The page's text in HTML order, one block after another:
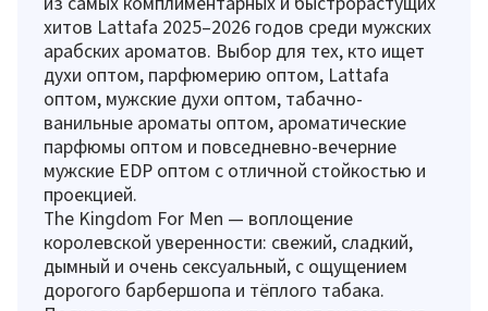
хитов Lattafa 2025–2026 годов среди мужских
арабских ароматов. Выбор для тех, кто ищет
духи оптом, парфюмерию оптом, Lattafa
оптом, мужские духи оптом, табачно-
ванильные ароматы оптом, ароматические
парфюмы оптом и повседневно-вечерние
мужские EDP оптом с отличной стойкостью и
проекцией.
The Kingdom For Men — воплощение
королевской уверенности: свежий, сладкий,
дымный и очень сексуальный, с ощущением
дорогого барбершопа и тёплого табака.